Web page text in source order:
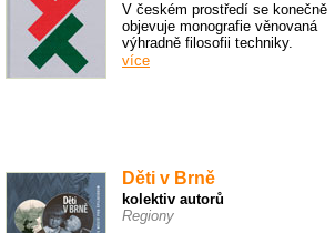
V českém prostředí se konečně
objevuje monografie věnovaná
výhradně filosofii techniky.
více
Děti v Brně
kolektiv autorů
Regiony